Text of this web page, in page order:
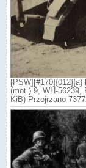
(mot.).9, WH-56239,
KiB) Przejrzano